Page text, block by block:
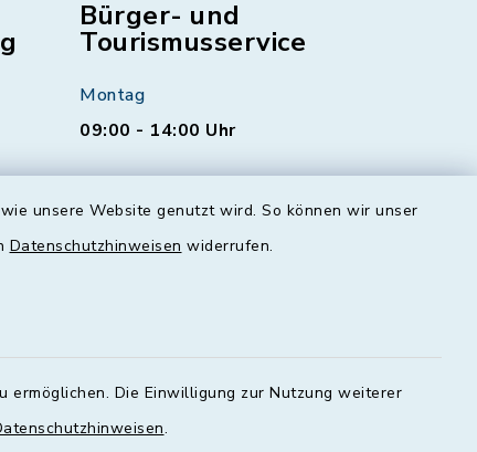
unsere Website genutzt wird. So können wir unser
Datenschutzhinweisen widerrufen.
ermöglichen. Die Einwilligung zur Nutzung weiterer
.
- 16:00
- 18:00
Bürger- und
Tourismusservice
Montag
09:00 - 14:00 Uhr
Dienstag
09:00 - 12:00 und 13:00 - 18:00
Uhr
Donnerstag
09:00 - 12:00 und 13:00 - 18:00